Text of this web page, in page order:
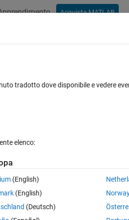
Acquista MATLAB
is too slow when
tradotto dove disponibile e vedere
elenco:
(English)
(English)
(Deutsch)